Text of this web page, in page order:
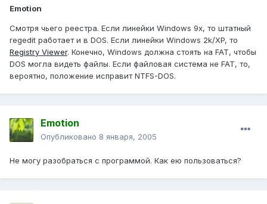
Emotion
Смотря чьего реестра. Если линейки Windows 9x, то штатный
regedit работает и в DOS. Если линейки Windows 2k/XP, то
Registry Viewer. Конечно, Windows должна стоять на FAT, чтобы
DOS могла видеть файлы. Если файловая система не FAT, то,
вероятно, положение исправит NTFS-DOS.
Emotion
Опубликовано 8 января, 2005
Не могу разобраться с программой. Как ею пользоваться?